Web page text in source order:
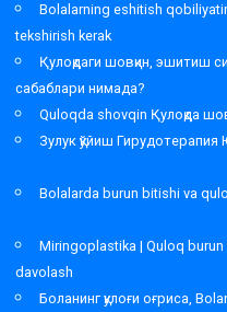
Bolalarning eshitish
tekshirish kerak
Қулоқдаги шовқин, эшитиш
сабаблари нимада?
Quloqda shovqin Қулоқда
Зулук қўйиш
Bolalarda burun bitishi va
Miringoplastika | Quloq
davolash
Боланинг қулоғи оғриса,